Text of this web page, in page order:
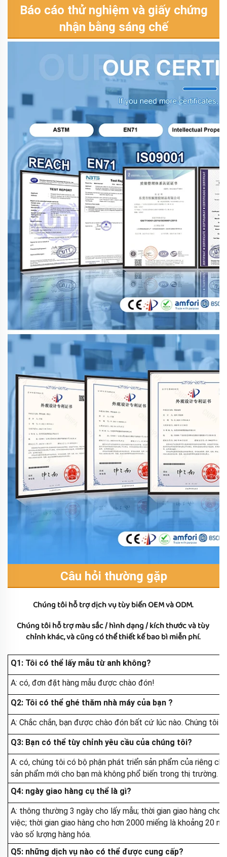
Báo cáo thử nghiệm và giấy chứng
nhận bằng sáng chế
Câu hỏi thường gặp
Chúng tôi hỗ trợ dịch vụ tùy biến OEM và ODM.
Chúng tôi hỗ trợ màu sắc / hình dạng / kích thước và tùy
chỉnh khác, và cũng có thể thiết kế bao bì miễn phí.
Q1: Tôi có thể lấy mẫu từ anh không?
A: có, đơn đặt hàng mẫu được chào đón!
Q2: Tôi có thể ghé thăm nhà máy của bạn ?
A: Chắc chắn, bạn được chào đón bất cứ lúc nào. Chúng tôi
Q3: Bạn có thể tùy chỉnh yêu cầu của chúng tôi?
A: có, chúng tôi có bộ phận phát triển sản phẩm của riêng
sản phẩm mới cho bạn mà không phổ biến trong thị trường.
Q4: ngày giao hàng cụ thể là gì?
A: thông thường 3 ngày cho lấy mẫu; thời gian giao hàng
việc; thời gian giao hàng cho hơn 2000 miếng là khoảng 20
vào số lượng hàng hóa.
Q5: những dịch vụ nào có thể được cung cấp?